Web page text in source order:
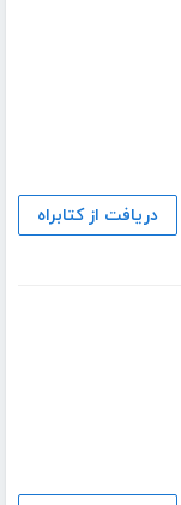
دریافت از کتابراه